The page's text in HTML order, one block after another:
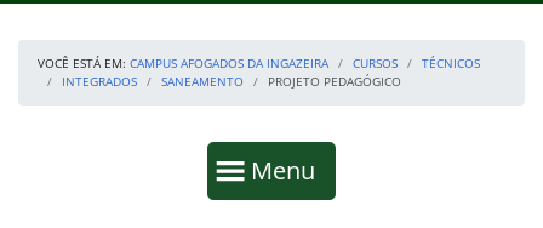
VOCÊ ESTÁ EM: CAMPUS AFOGADOS DA INGAZEIRA CURSOS
TÉCNICOS
INTEGRADOS
SANEAMENTO PROJETO PEDAGÓGICO
Mostrar
Menu